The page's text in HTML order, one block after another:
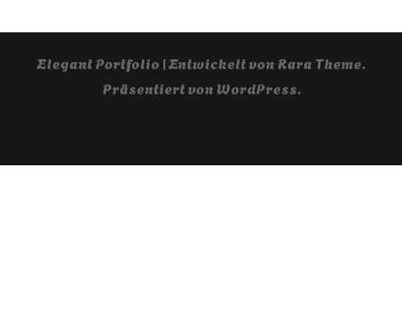
Elegant Portfolio | Entwickelt von Rara Theme.
Präsentiert von WordPress.